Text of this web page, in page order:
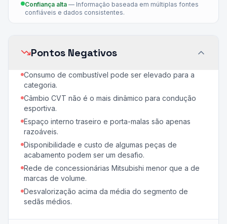
Confiança alta — Informação baseada em múltiplas fontes
confiáveis e dados consistentes.
Pontos Negativos
Consumo de combustível pode ser elevado para a
categoria.
Câmbio CVT não é o mais dinâmico para condução
esportiva.
Espaço interno traseiro e porta-malas são apenas
razoáveis.
Disponibilidade e custo de algumas peças de
acabamento podem ser um desafio.
Rede de concessionárias Mitsubishi menor que a de
marcas de volume.
Desvalorização acima da média do segmento de
sedãs médios.